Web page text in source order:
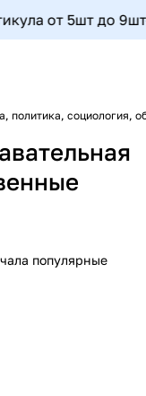
от 5шт до
политика, социология,
популярные